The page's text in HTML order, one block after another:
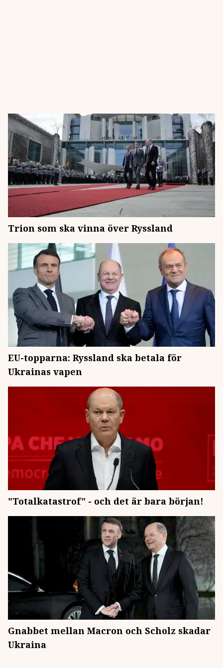
Trion som ska vinna över Ryssland
EU-topparna: Ryssland ska betala för
Ukrainas vapen
"Totalkatastrof" - och det är bara början!
Gnabbet mellan Macron och Scholz skadar
Ukraina